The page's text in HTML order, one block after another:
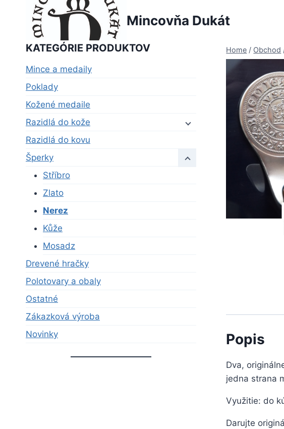
Mincovňa Dukát
Home / Obchod
Popis
Dva,
jedna strana
Využitie: do
Darujte
KATEGÓRIE PRODUKTOV
Mince a medaily
Poklady
Kožené medaile
Razidlá do kože
Razidlá do kovu
Šperky
Stříbro
Zlato
Nerez
Kůže
Mosadz
Drevené hračky
Polotovary a obaly
Ostatné
Zákazková výroba
Novinky